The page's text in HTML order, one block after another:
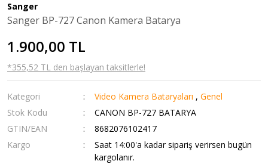
Sanger
Sanger BP-727 Canon Kamera Batarya
1.900,00 TL
*355,52 TL den başlayan taksitlerle!
Kategori Video Kamera Bataryaları ,Genel
Stok Kodu
CANON BP-727 BATARYA
GTIN/EAN
8682076102417
Kargo
Saat 14:00'a kadar sipariş verirsen bugün
kargolanır.